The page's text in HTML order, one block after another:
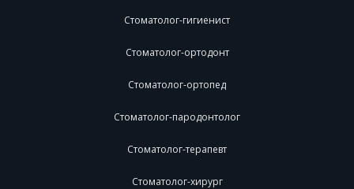
Стоматолог-гигиенист
Стоматолог-ортодонт
Стоматолог-ортопед
Стоматолог-пародонтолог
Стоматолог-терапевт
Стоматолог-хирург